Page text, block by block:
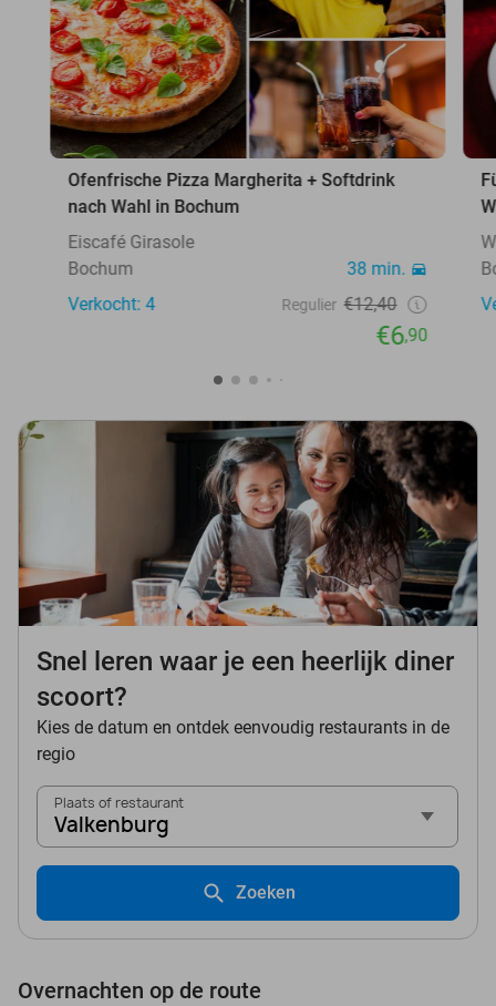
Ofenfrische Pizza Margherita + Softdrink
nach Wahl in Bochum
Eiscafé Girasole
Bochum
38 min.
Verkocht: 4
Regulier €12,40
€6,90
Snel leren waar je een heerlijk diner
scoort?
Kies de datum en ontdek eenvoudig restaurants in de
regio
Plaats of restaurant
Valkenburg
Zoeken
Overnachten op de route